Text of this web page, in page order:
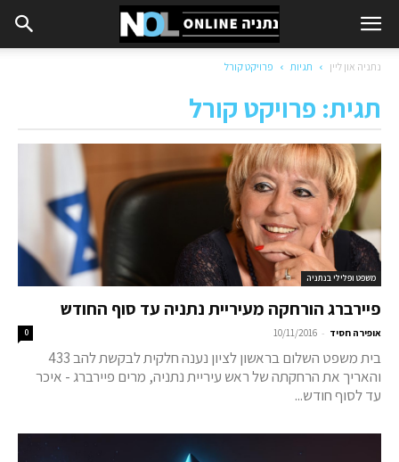
נתניה און ליין תגיות פרויקט קורל
תגית: פרויקט קורל
משפט ופלילי בנתניה
פיירברג הורחקה מעיריית נתניה עד סוף החודש
אופירה חסיד -
10/11/2016
0
בית משפט השלום בראשון לציון נענה חלקית לבקשת להב 433
והאריך את הרחקתה של ראש עיריית נתניה, מרים פיירברג - איכר
עד לסוף חודש...